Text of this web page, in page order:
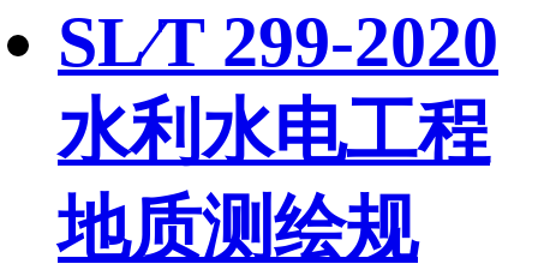
SL∕T 299-2020
水利水电工程
地质测绘规